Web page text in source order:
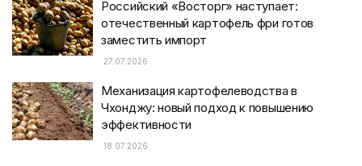
Российский «Восторг» наступает:
отечественный картофель фри готов
заместить импорт
27.07.2026
Механизация картофелеводства в
Чхонджу: новый подход к повышению
эффективности
18.07.2026